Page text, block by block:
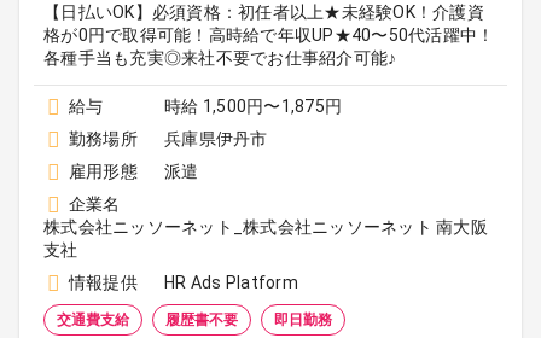
【日払いOK】必須資格：初任者以上★未経験OK！介護資
格が0円で取得可能！高時給で年収UP★40〜50代活躍中！
各種手当も充実◎来社不要でお仕事紹介可能♪
給与
時給 1,500円〜1,875円
勤務場所
兵庫県伊丹市
雇用形態
派遣
企業名
株式会社ニッソーネット_株式会社ニッソーネット 南大阪
支社
情報提供
HR Ads Platform
交通費支給 履歴書不要 即日勤務